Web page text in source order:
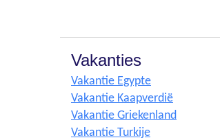
Vakanties
Vakantie Egypte
Vakantie Kaapverdië
Vakantie Griekenland
Vakantie Turkije